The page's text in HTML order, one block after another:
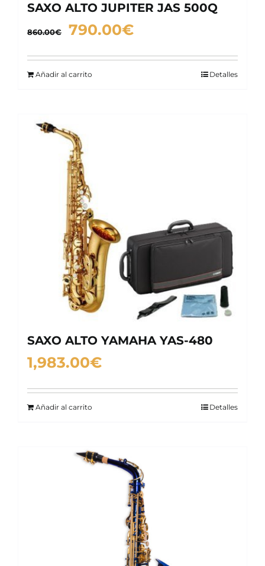
SAXO ALTO JUPITER JAS 500Q
860.00€
El
original
era:
790.00€El
actual
Añadir al carrito Detalles
SAXO ALTO YAMAHA YAS-480
1,983.00€
Añadir al carrito Detalles